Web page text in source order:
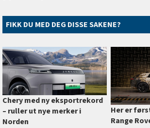
FIKK DU MED DEG DISSE SAKENE?
Chery med ny eksportrekord
–⁠ ruller ut nye merker i
Norden
Her er
Range